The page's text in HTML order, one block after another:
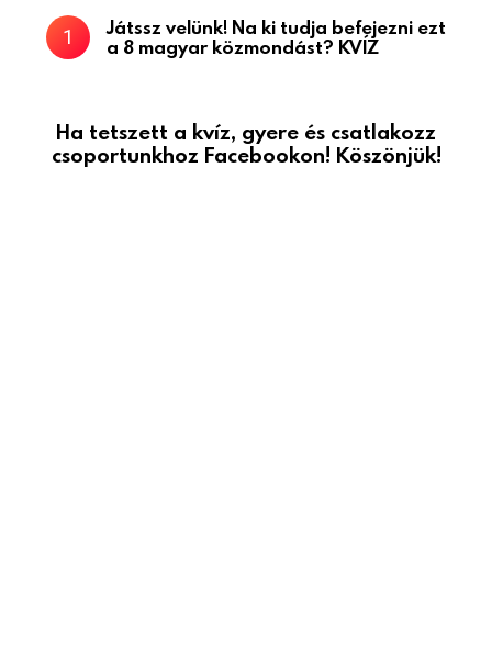
Játssz velünk! Na ki tudja befejezni ezt
a 8 magyar közmondást? KVÍZ
Ha tetszett a kvíz, gyere és csatlakozz
csoportunkhoz Facebookon! Köszönjük!